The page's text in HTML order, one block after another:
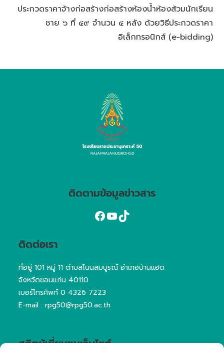
ประกวดราคาจ้างก่อสร้างก่อสร้างห้องน้ำห้องส้วมนักเรียน
ชาย ๖ ที่ ๔๙ จำนวน ๔ หลัง ด้วยวิธีประกวดราคา
อิเล็กทรอนิกส์ (e-bidding)
ติดตามข้อมูลข่าวสาร
ติดต่อเรา
ที่อยู่ 101 หมู่ 11 ตำบลโนนสมบูรณ์ อำเภอบ้านแฮด
จังหวัดขอนแก่น 40110
เบอร์โทรศัพท์0 4326 7223
E-mail : rpg50@rpg50.ac.th
สถิตผู้เยี่ยมชมเว็บไซต์